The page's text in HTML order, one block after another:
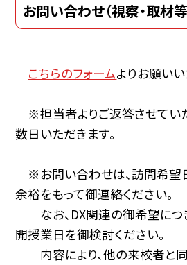
お問い合わせ（視察・取材等
こちらのフォームよりお願いい
※担当者よりご返答させてい
数日いただきます。
※お問い合わせは、訪問希望
余裕をもって御連絡ください。
なお、DX関連の御希望につ
開授業日を御検討ください。
内容により、他の来校者と